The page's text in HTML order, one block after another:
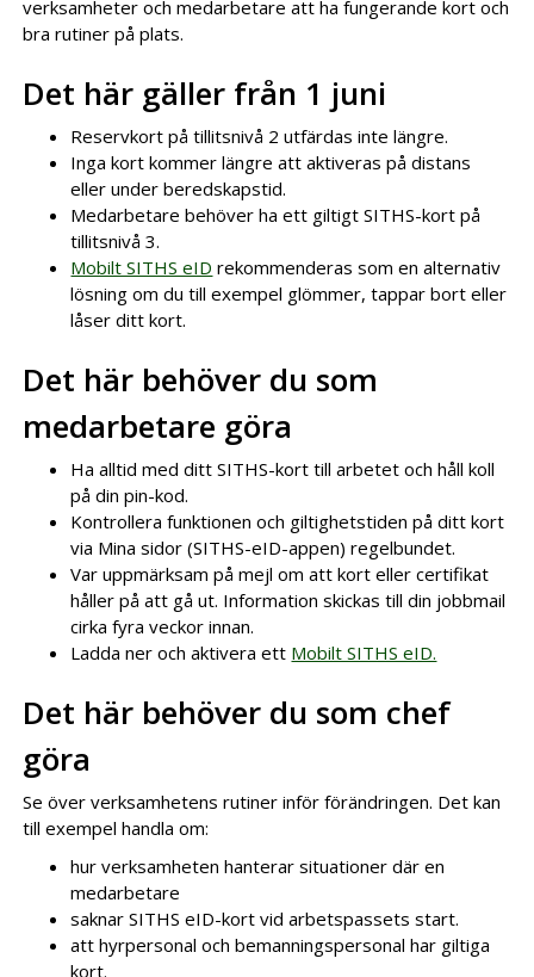
verksamheter och medarbetare att ha fungerande kort och
bra rutiner på plats.
Det här gäller från 1 juni
Reservkort på tillitsnivå 2 utfärdas inte längre.
Inga kort kommer längre att aktiveras på distans
eller under beredskapstid.
Medarbetare behöver ha ett giltigt SITHS-kort på
tillitsnivå 3.
Mobilt SITHS eID rekommenderas som en alternativ
lösning om du till exempel glömmer, tappar bort eller
låser ditt kort.
Det här behöver du som
medarbetare göra
Ha alltid med ditt SITHS-kort till arbetet och håll koll
på din pin-kod.
Kontrollera funktionen och giltighetstiden på ditt kort
via Mina sidor (SITHS-eID-appen) regelbundet.
Var uppmärksam på mejl om att kort eller certifikat
håller på att gå ut. Information skickas till din jobbmail
cirka fyra veckor innan.
Ladda ner och aktivera ett Mobilt SITHS eID.
Det här behöver du som chef
göra
Se över verksamhetens rutiner inför förändringen. Det kan
till exempel handla om:
hur verksamheten hanterar situationer där en
medarbetare
saknar SITHS eID-kort vid arbetspassets start.
att hyrpersonal och bemanningspersonal har giltiga
kort.